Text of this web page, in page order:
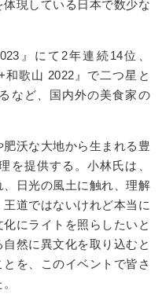
現している日本で数少な
』にて2年連続14位、
和歌山 2022』で二つ星と
など、国内外の美食家の
沃な大地から生まれる豊
を提供する。小林氏は、
、日光の風土に触れ、理解
道ではないけれど本当に
にライトを照らしたいと
然に異文化を取り込むと
を、このイベントで皆さ